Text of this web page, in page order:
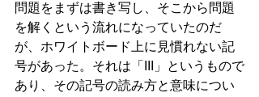
問題をまずは書き写し、そこから問題
を解くという流れになっていたのだ
が、ホワイトボード上に見慣れない記
号があった。それは「III」というもので
あり、その記号の読み方と意味につい